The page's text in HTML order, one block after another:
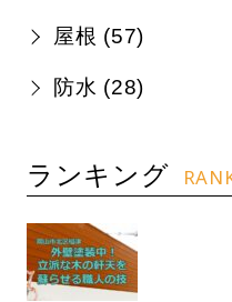
屋根 (57)
防水 (28)
ランキング